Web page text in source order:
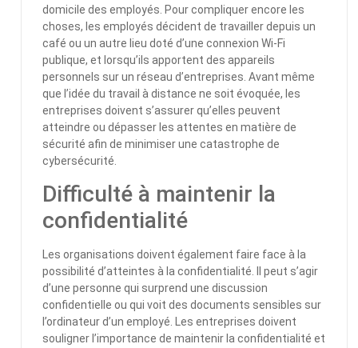
domicile des employés. Pour compliquer encore les
choses, les employés décident de travailler depuis un
café ou un autre lieu doté d’une connexion Wi-Fi
publique, et lorsqu’ils apportent des appareils
personnels sur un réseau d’entreprises. Avant même
que l’idée du travail à distance ne soit évoquée, les
entreprises doivent s’assurer qu’elles peuvent
atteindre ou dépasser les attentes en matière de
sécurité afin de minimiser une catastrophe de
cybersécurité.
Difficulté à maintenir la
confidentialité
Les organisations doivent également faire face à la
possibilité d’atteintes à la confidentialité. Il peut s’agir
d’une personne qui surprend une discussion
confidentielle ou qui voit des documents sensibles sur
l’ordinateur d’un employé. Les entreprises doivent
souligner l’importance de maintenir la confidentialité et